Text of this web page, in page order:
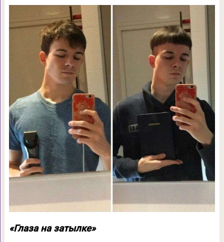
«Глаза на затылке»